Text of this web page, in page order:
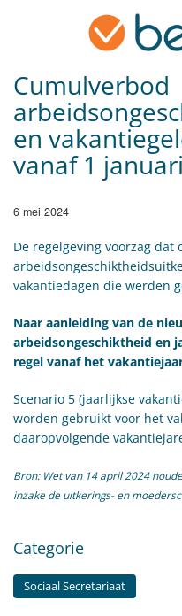
Cumulverbod
en
vanaf 1
6 mei 2024
De regelgeving voorzag dat
vakantiedagen die werden
Naar aanleiding van de
arbeidsongeschiktheid en
regel vanaf het
Scenario 5 (jaarlijkse
worden gebruikt voor het
daaropvolgende
Bron: Wet van 14 april 2024
inzake de uitkerings- en
Categorie
Sociaal Secretariaat